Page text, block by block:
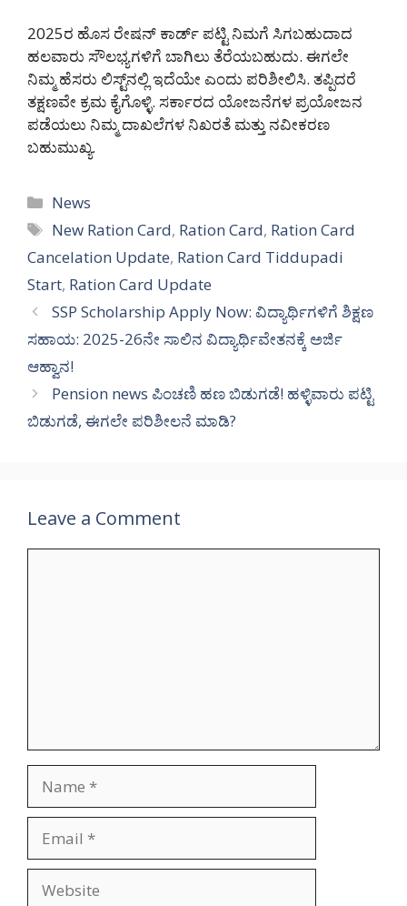
2025ರ ಹೊಸ ರೇಷನ್ ಕಾರ್ಡ್ ಪಟ್ಟಿ ನಿಮಗೆ ಸಿಗಬಹುದಾದ
ಹಲವಾರು ಸೌಲಭ್ಯಗಳಿಗೆ ಬಾಗಿಲು ತೆರೆಯಬಹುದು. ಈಗಲೇ
ನಿಮ್ಮ ಹೆಸರು ಲಿಸ್ಟ್‌ನಲ್ಲಿ ಇದೆಯೇ ಎಂದು ಪರಿಶೀಲಿಸಿ. ತಪ್ಪಿದರೆ
ತಕ್ಷಣವೇ ಕ್ರಮ ಕೈಗೊಳ್ಳಿ. ಸರ್ಕಾರದ ಯೋಜನೆಗಳ ಪ್ರಯೋಜನ
ಪಡೆಯಲು ನಿಮ್ಮ ದಾಖಲೆಗಳ ನಿಖರತೆ ಮತ್ತು ನವೀಕರಣ
ಬಹುಮುಖ್ಯ.
Categories
News
Tags
New Ration Card, Ration Card, Ration Card
Cancelation Update, Ration Card Tiddupadi
Start, Ration Card Update
SSP Scholarship Apply Now: ವಿದ್ಯಾರ್ಥಿಗಳಿಗೆ ಶಿಕ್ಷಣ
ಸಹಾಯ: 2025-26ನೇ ಸಾಲಿನ ವಿದ್ಯಾರ್ಥಿವೇತನಕ್ಕೆ ಅರ್ಜಿ
ಆಹ್ವಾನ!
Pension news ಪಿಂಚಣಿ ಹಣ ಬಿಡುಗಡೆ! ಹಳ್ಳಿವಾರು ಪಟ್ಟಿ
ಬಿಡುಗಡೆ, ಈಗಲೇ ಪರಿಶೀಲನೆ ಮಾಡಿ?
Leave a Comment